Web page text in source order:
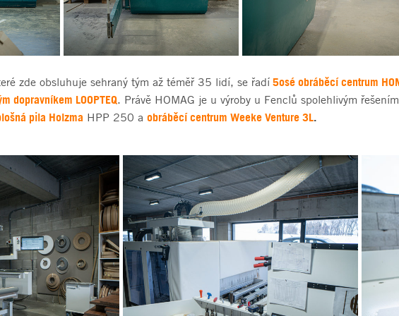
zde obsluhuje sehraný tým až téměř 35 lidí, se řadí 5osé obráběcí centrum
dopravníkem LOOPTEQ. Právě HOMAG je u výroby u Fenclů spolehlivým
pila Holzma HPP 250 a obráběcí centrum Weeke Venture 3L.